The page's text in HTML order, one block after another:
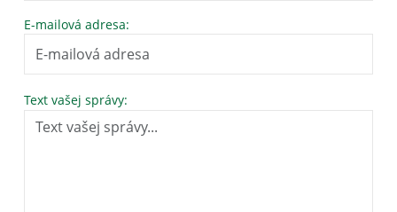
E-mailová adresa:
Text vašej správy: